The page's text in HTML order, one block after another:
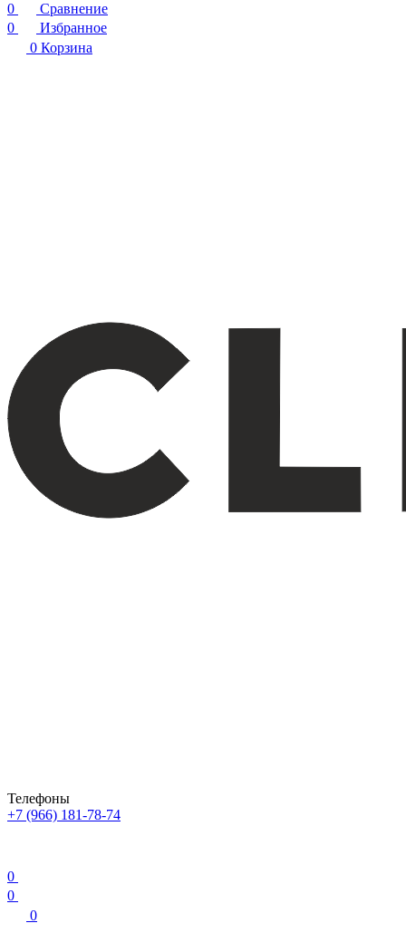
0
Сравнение
0
Избранное
0 Корзина
Телефоны
+7 (966) 181-78-74
0
0
0